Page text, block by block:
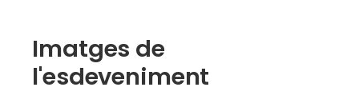
Imatges de
l'esdeveniment